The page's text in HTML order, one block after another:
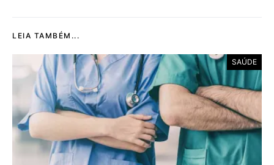
LEIA TAMBÉM...
SAÚDE